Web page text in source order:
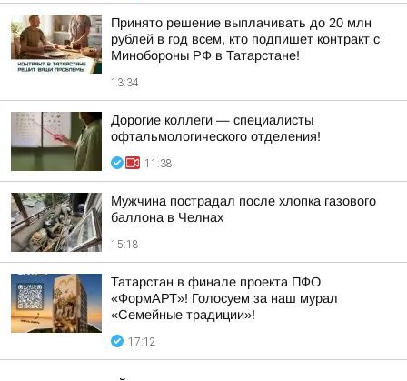
Принято решение выплачивать до 20 млн
рублей в год всем, кто подпишет контракт с
Минобороны РФ в Татарстане!
13:34
Дорогие коллеги — специалисты
офтальмологического отделения!
11:38
Мужчина пострадал после хлопка газового
баллона в Челнах
15:18
Татарстан в финале проекта ПФО
«ФормАРТ»! Голосуем за наш мурал
«Семейные традиции»!
17:12